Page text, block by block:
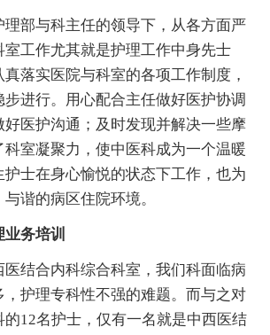
理部与科主任的领导下，从各方面严
室工作尤其就是护理工作中身先士
落实医院与科室的各项工作制度，
进行。用心配合主任做好医护协调
好医护沟通；及时发现并解决一些摩
室凝聚力，使中医科成为一个温暖
护士在身心愉悦的状态下工作，也为
谐的病区住院环境。
务培训
医结合内科综合科室，我们科面临病
，护理专科性不强的难题。而与之对
的12名护士，仅有一名就是中西医结